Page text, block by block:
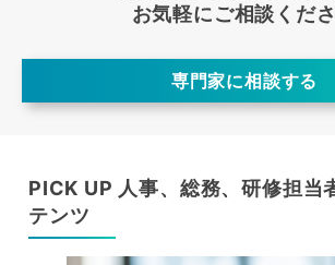
お気軽にご相談くだ
専門家に相談する
PICK UP 人事、総務、研修担当
テンツ